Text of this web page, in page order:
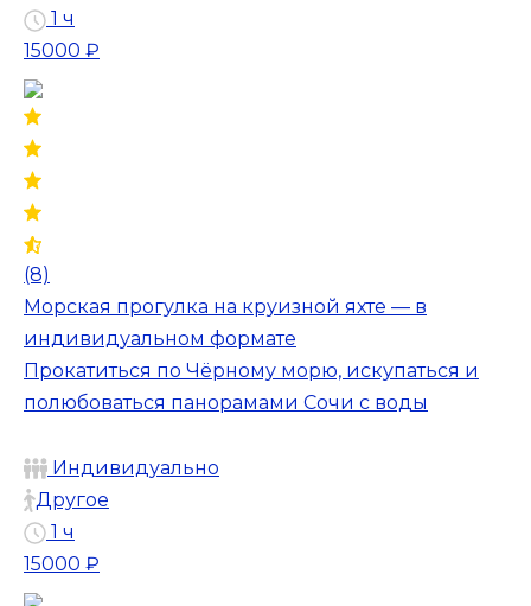
1 ч
15000 ₽
(8)
Морская прогулка на круизной яхте — в
индивидуальном формате
Прокатиться по Чёрному морю, искупаться и
полюбоваться панорамами Сочи с воды
Индивидуально
Другое
1 ч
15000 ₽